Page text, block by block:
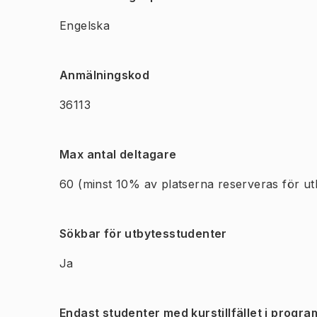
Engelska
Anmälningskod
36113
Max antal deltagare
60 (minst 10% av platserna reserveras för
Sökbar för utbytesstudenter
Ja
Endast studenter med kurstillfället i